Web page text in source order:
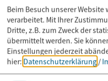
Beim Besuch unserer
verarbeitet. Mit Ihrer
Dritte, z.B. zum Zweck der
übermittelt werden. Sie
Einstellungen jederzeit
hier: Datenschutzerklärung /